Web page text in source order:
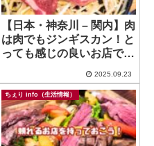
【日本・神奈川 – 関内】肉
は肉でもジンギスカン！と
っても感じの良いお店で推
ン 関内
2025.09.23
ちぇり info（生活情報）